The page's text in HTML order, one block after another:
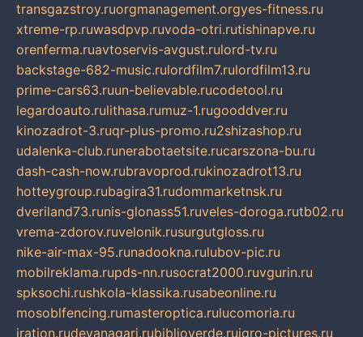
transgazstroy.ruorgmanagement.orgyes-fitness.ru
xtreme-rp.ruwasdpvp.ruvoda-otri.rutishinapve.ru
orenferma.ruavtoservis-avgust.rulord-tv.ru
backstage-682-music.rulordfilm7.rulordfilm13.ru
prime-cars63.ruun-believable.rucodetool.ru
legardoauto.rulithasa.rumuz-1.rugooddver.ru
kinozadrot-3.ruqr-plus-promo.ru2shizashop.ru
udalenka-club.runerabotaetsite.rucarszona-bu.ru
dash-cash-now.rubravoprod.rukinozadrot13.ru
hotteygroup.rubagira31.rudommarketnsk.ru
dveriland73.runis-glonass51.ruveles-doroga.rutb02.ru
vrema-zdorov.ruvelonik.rusurgutgloss.ru
nike-air-max-95.runadookna.rulubov-pic.ru
mobilreklama.rupds-nn.rusocrat2000.ruvgurin.ru
spksochi.rushkola-klassika.rusabeonline.ru
mosoblfencing.rumasteroptica.rulucomoria.ru
iration.rudevanagari.rubiblioverde.ruigro-pictures.ru